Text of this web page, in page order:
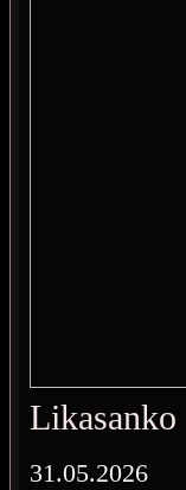
Likasanko
31.05.2026